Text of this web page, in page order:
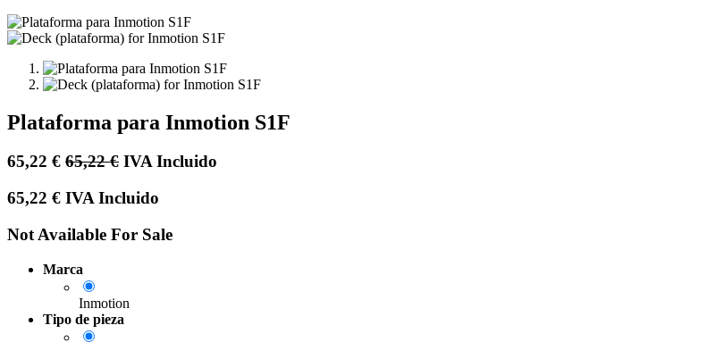
Plataforma para Inmotion S1F
65,22 € 65,22€ IVA Incluido
65,22 € IVA Incluido
Not Available For Sale
Marca
Inmotion
Tipo de pieza